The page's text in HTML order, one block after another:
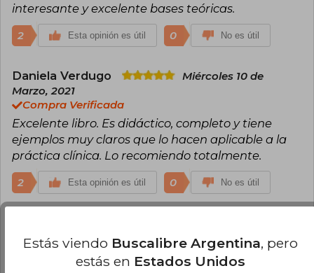
interesante y excelente bases teóricas.
2 Esta opinión es útil 0 No es útil
Daniela Verdugo
Miércoles 10 de
Marzo, 2021
Compra Verificada
Excelente libro. Es didáctico, completo y tiene
ejemplos muy claros que lo hacen aplicable a la
práctica clínica. Lo recomiendo totalmente.
2 Esta opinión es útil 0 No es útil
Compra Verificada
Simplemente maravilloso!!! es una excelente
Estás viendo Buscalibre Argentina, pero
estás en Estados Unidos